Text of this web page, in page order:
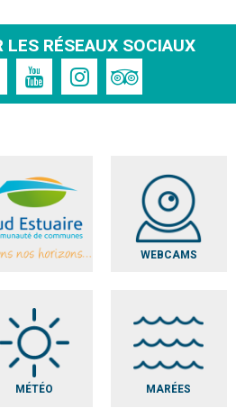
LES RÉSEAUX SOCIAUX
WEBCAMS
MÉTÉO MARÉES